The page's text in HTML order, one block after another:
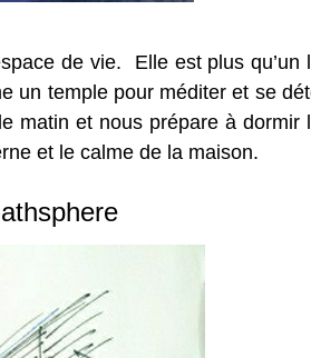
de vie. Elle est plus qu’un
un temple pour méditer et se
matin et nous prépare à dormir
et le calme de la maison.